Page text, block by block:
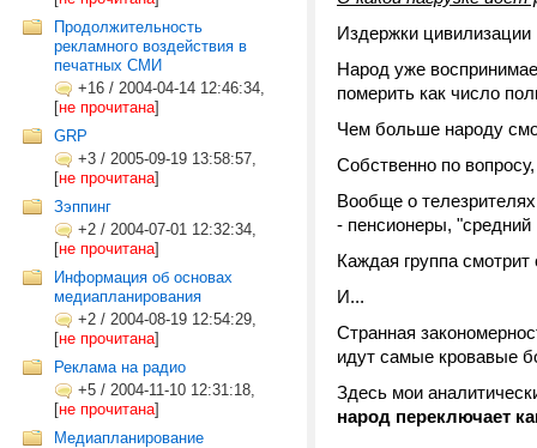
Продолжительность
рекламного воздействия в
печатных СМИ
+16 / 2004-04-14 12:46:34,
[не прочитана]
GRP
+3 / 2005-09-19 13:58:57,
[не прочитана]
Зэппинг
+2 / 2004-07-01 12:32:34,
[не прочитана]
Информация об основах
медиапланирования
+2 / 2004-08-19 12:54:29,
[не прочитана]
Реклама на радио
+5 / 2004-11-10 12:31:18,
[не прочитана]
Медиапланирование
Издержки цивилизации
Народ уже
померить как число
Чем больше народу
Собственно по
Вообще о
- пенсионеры,
Каждая группа
И...
Странная
идут самые кровавые
Здесь мои
народ переключает